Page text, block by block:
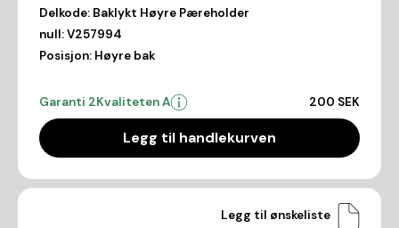
Delkode: Baklykt Høyre Pæreholder
null:V257994
Posisjon: Høyre bak
Garanti 2Kvaliteten A 200 SEK
Legg til handlekurven
Legg til ønskeliste